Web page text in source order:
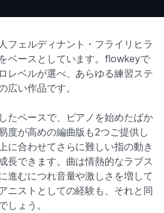
フェルディナント・フライリヒラ
ベースとしています。flowkeyで
レベルが選べ、あらゆる練習ステ
広い作品です。
たペースで、ピアノを始めたばか
度が高めの編曲版も2つご提供し
に合わせてさらに難しい指の動き
長できます。曲は情熱的なラブス
進むにつれ音量や激しさを増して
ニストとしての経験も、それと同
しょう。